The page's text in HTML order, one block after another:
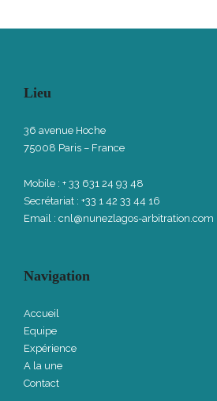
Lieu
36 avenue Hoche
75008 Paris – France
Mobile : + 33 631 24 93 48
Secrétariat : +33 1 42 33 44 16
Email : cnl@nunezlagos-arbitration.com
Navigation
Accueil
Equipe
Expérience
A la une
Contact